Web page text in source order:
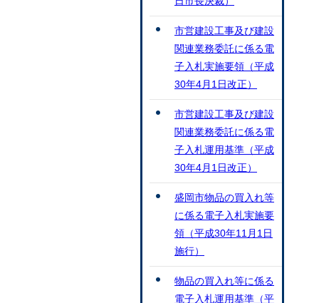
市営建設工事及び建設
関連業務委託に係る電
子入札実施要領（平成
30年4月1日改正）
市営建設工事及び建設
関連業務委託に係る電
子入札運用基準（平成
30年4月1日改正）
盛岡市物品の買入れ等
に係る電子入札実施要
領（平成30年11月1日
施行）
物品の買入れ等に係る
電子入札運用基準（平